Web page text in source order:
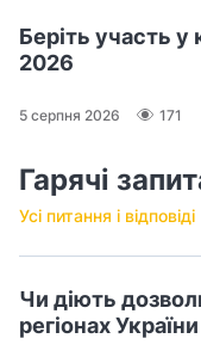
Беріть участь у
2026
5 серпня 2026 171
Гарячі
Усі питання і відповіді
Чи діють
регіонах України